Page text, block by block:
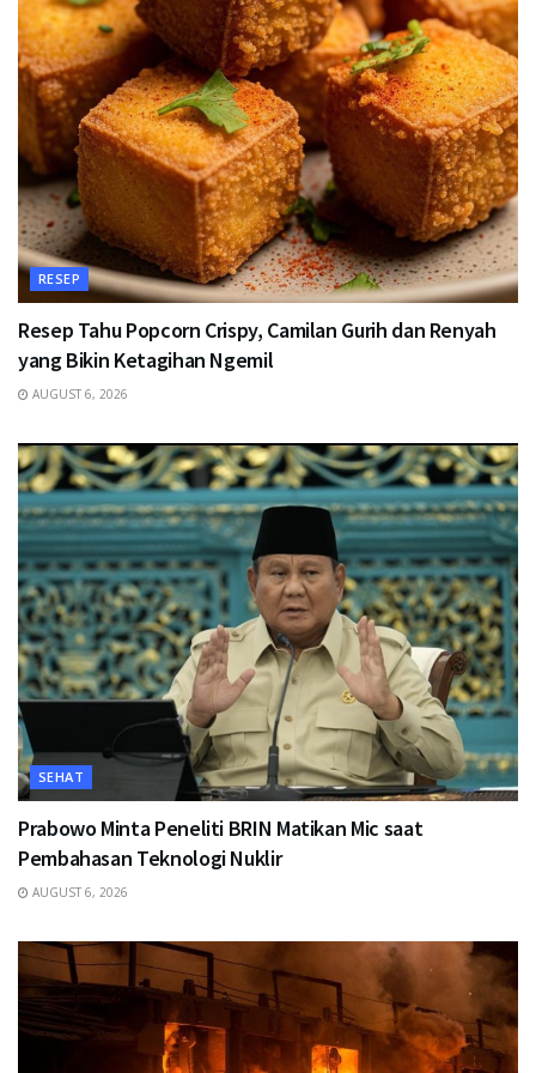
RESEP
Resep Tahu Popcorn Crispy, Camilan Gurih dan Renyah
yang Bikin Ketagihan Ngemil
AUGUST 6, 2026
SEHAT
Prabowo Minta Peneliti BRIN Matikan Mic saat
Pembahasan Teknologi Nuklir
AUGUST 6, 2026